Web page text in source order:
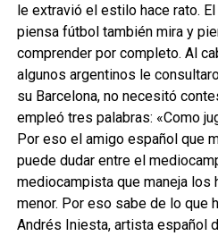
le extravió el estilo hace rato.
piensa fútbol también mira y
comprender por completo. Al
algunos argentinos le
su Barcelona, no necesitó
empleó tres palabras: «Como
Por eso el amigo español que
puede dudar entre el
mediocampista que maneja
menor. Por eso sabe de lo que
Andrés Iniesta, artista español